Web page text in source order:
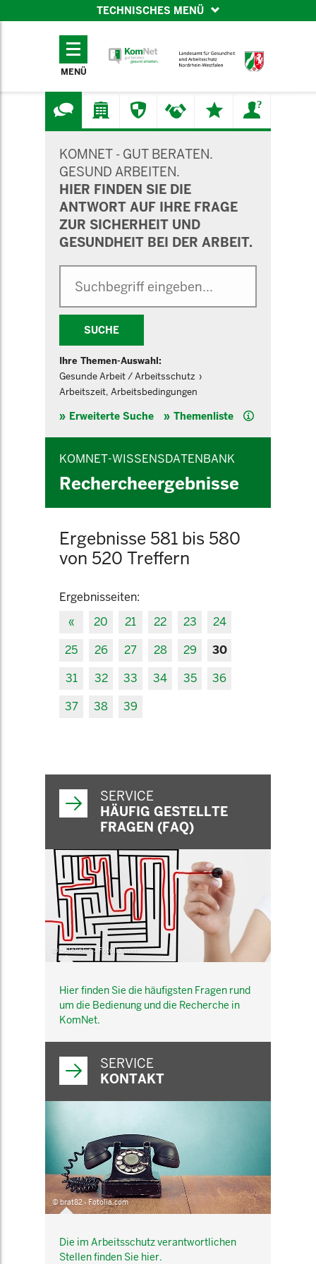
TECHNISCHES MENÜ
TECHNISCHES
MENÜ
KOMNET - GUT BERATEN.
GESUND ARBEITEN.
HIER FINDEN SIE DIE
ANTWORT AUF IHRE FRAGE
ZUR SICHERHEIT UND
GESUNDHEIT BEI DER ARBEIT.
SUCHE
Ihre Themen-Auswahl:
Gesunde Arbeit / Arbeitsschutz
Arbeitszeit, Arbeitsbedingungen
Erweiterte Suche Themenliste Hilfe
KOMNET-WISSENSDATENBANK
Rechercheergebnisse
Ergebnisse 581 bis 580
von 520 Treffern
Ergebnisseiten:
«
20 21 22 23
24
25
26 27 28 29
30
31
32 33 34 35
36
37
38 39
SERVICE
HÄUFIG GESTELLTE
FRAGEN (FAQ)
© belekekin - Fotolia.com
Hier finden Sie die häufigsten Fragen rund
um die Bedienung und die Recherche in
KomNet.
SERVICE
KONTAKT
© brat82 - Fotolia.com
Die im Arbeitsschutz verantwortlichen
Stellen finden Sie hier.